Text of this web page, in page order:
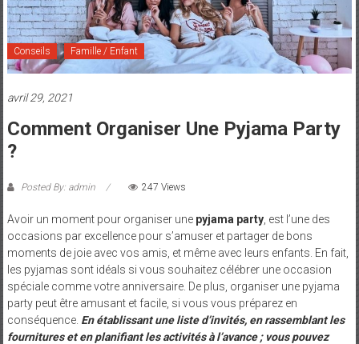
Maman
Conseils Famille / Enfant
avril 29, 2021
Comment Organiser Une Pyjama Party
?
Posted By: admin 247 Views
Avoir un moment pour organiser unepyjama party, est l’une des
occasions par excellence pour s’amuser et partager de bons
moments de joie avec vos amis, et même avec leurs enfants. En fait,
les pyjamas sont idéals si vous souhaitez célébrer une occasion
spéciale comme votre anniversaire. De plus, organiser une pyjama
party peut être amusant et facile, si vous vous préparez en
conséquence. En établissant une liste d’invités, en rassemblant les
fournitures et en planifiant les activités à l’avance ; vous pouvez